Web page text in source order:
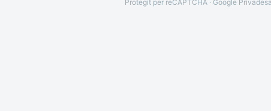
Protegit per reCAPTCHA · Google Privadesa